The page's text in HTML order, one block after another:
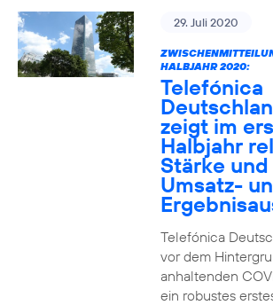
29. Juli 2020
HALBJAHR 2020:
Telefónica
zeigt im
Halbjahr
Stärke
Umsatz-
Telefónica
vor dem
anhaltenden
ein robustes